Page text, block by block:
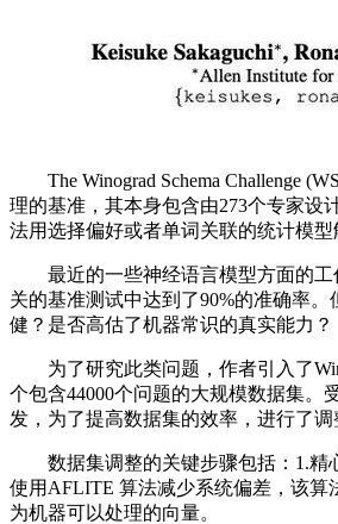
The Winograd Schema Challenge
理的基准，其本身包含由273个专家设
法用选择偏好或者单词关联的统计模型
最近的一些神经语言模型方面的工
关的基准测试中达到了90%的准确率。
健？是否高估了机器常识的真实能力？
为了研究此类问题，作者引入了
个包含44000个问题的大规模数据集。
发，为了提高数据集的效率，进行了调
数据集调整的关键步骤包括：1.精
使用AFLITE 算法减少系统偏差，该算
为机器可以处理的向量。